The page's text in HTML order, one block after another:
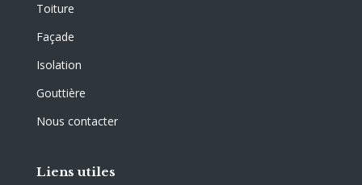
Toiture
Façade
Isolation
Gouttière
Nous contacter
Liens utiles